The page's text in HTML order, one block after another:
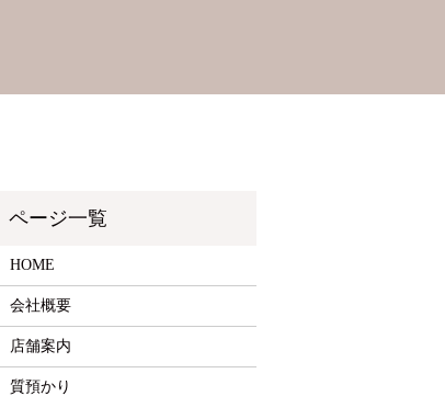
HOME
会社概要
店舗案内
質預かり